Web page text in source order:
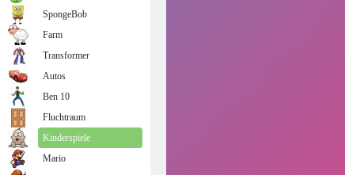
SpongeBob
Farm
Transformer
Autos
Ben 10
Fluchtraum
Kinderspiele
Mario